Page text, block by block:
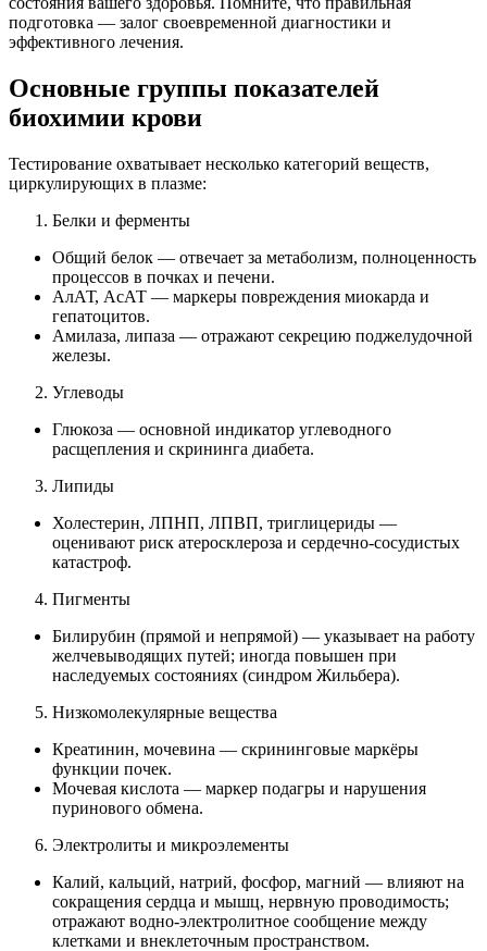
подготовка — залог своевременной диагностики и
эффективного лечения.
Основные группы показателей
биохимии крови
Тестирование охватывает несколько категорий веществ,
циркулирующих в плазме:
Белки и ферменты
Общий белок — отвечает за метаболизм, полноценность
процессов в почках и печени.
АлАТ, АсАТ — маркеры повреждения миокарда и
гепатоцитов.
Амилаза, липаза — отражают секрецию поджелудочной
железы.
Углеводы
Глюкоза — основной индикатор углеводного
расщепления и скрининга диабета.
Липиды
Холестерин, ЛПНП, ЛПВП, триглицериды —
оценивают риск атеросклероза и сердечно-сосудистых
катастроф.
Пигменты
Билирубин (прямой и непрямой) — указывает на работу
желчевыводящих путей; иногда повышен при
наследуемых состояниях (синдром Жильбера).
Низкомолекулярные вещества
Креатинин, мочевина — скрининговые маркёры
функции почек.
Мочевая кислота — маркер подагры и нарушения
пуринового обмена.
Электролиты и микроэлементы
Калий, кальций, натрий, фосфор, магний — влияют на
сокращения сердца и мышц, нервную проводимость;
отражают водно-электролитное сообщение между
клетками и внеклеточным пространством.